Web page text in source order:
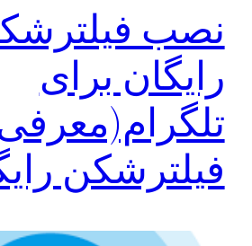
نصب
رایگان برای
فیلترشکن